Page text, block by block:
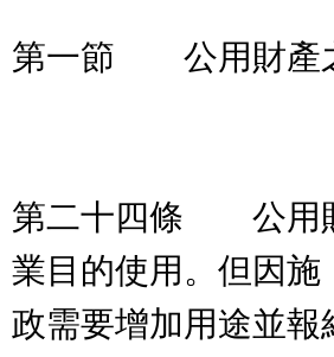
第一節 公用財產
第二十四條 公用財
業目的使用。但因施
政需要增加用途並